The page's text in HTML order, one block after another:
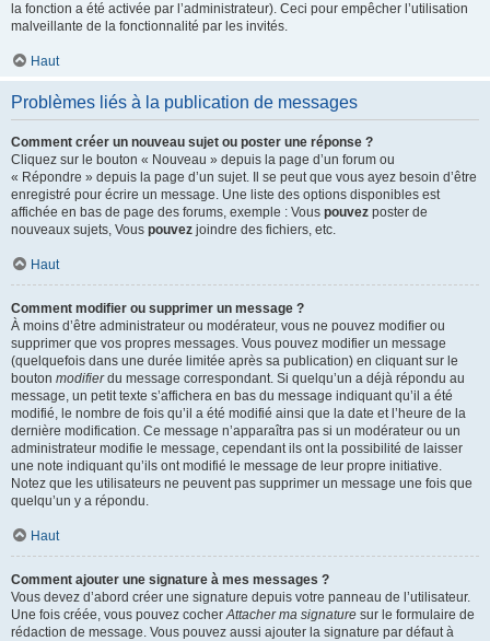
la fonction a été activée par l’administrateur). Ceci pour empêcher l’utilisation
malveillante de la fonctionnalité par les invités.
Haut
Problèmes liés à la publication de messages
Comment créer un nouveau sujet ou poster une réponse ?
Cliquez sur le bouton « Nouveau » depuis la page d’un forum ou
« Répondre » depuis la page d’un sujet. Il se peut que vous ayez besoin d’être
enregistré pour écrire un message. Une liste des options disponibles est
affichée en bas de page des forums, exemple : Vous pouvez poster de
nouveaux sujets, Vous pouvez joindre des fichiers, etc.
Haut
Comment modifier ou supprimer un message ?
À moins d’être administrateur ou modérateur, vous ne pouvez modifier ou
supprimer que vos propres messages. Vous pouvez modifier un message
(quelquefois dans une durée limitée après sa publication) en cliquant sur le
bouton modifierdu message correspondant. Si quelqu’un a déjà répondu au
message, un petit texte s’affichera en bas du message indiquant qu’il a été
modifié, le nombre de fois qu’il a été modifié ainsi que la date et l’heure de la
dernière modification. Ce message n’apparaîtra pas si un modérateur ou un
administrateur modifie le message, cependant ils ont la possibilité de laisser
une note indiquant qu’ils ont modifié le message de leur propre initiative.
Notez que les utilisateurs ne peuvent pas supprimer un message une fois que
quelqu’un y a répondu.
Haut
Comment ajouter une signature à mes messages ?
Vous devez d’abord créer une signature depuis votre panneau de l’utilisateur.
Une fois créée, vous pouvez cocherAttacher ma signature sur le formulaire de
rédaction de message. Vous pouvez aussi ajouter la signature par défaut à